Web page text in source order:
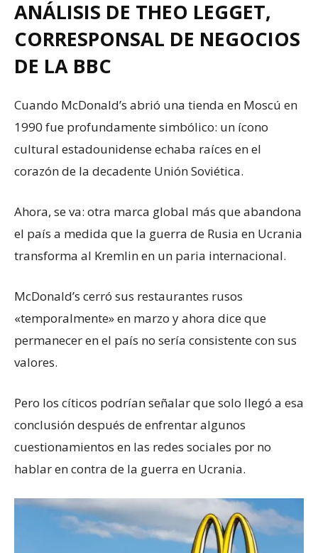
ANÁLISIS DE THEO LEGGET,
CORRESPONSAL DE NEGOCIOS
DE LA BBC
Cuando McDonald’s abrió una tienda en Moscú en
1990 fue profundamente simbólico: un ícono
cultural estadounidense echaba raíces en el
corazón de la decadente Unión Soviética.
Ahora, se va: otra marca global más que abandona
el país a medida que la guerra de Rusia en Ucrania
transforma al Kremlin en un paria internacional.
McDonald’s cerró sus restaurantes rusos
«temporalmente» en marzo y ahora dice que
permanecer en el país no sería consistente con sus
valores.
Pero los cíticos podrían señalar que solo llegó a esa
conclusión después de enfrentar algunos
cuestionamientos en las redes sociales por no
hablar en contra de la guerra en Ucrania.